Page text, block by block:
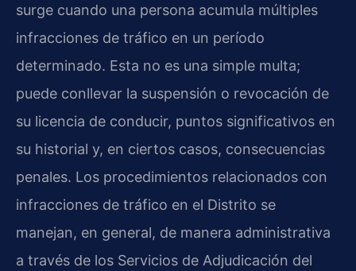
surge cuando una persona acumula múltiples
infracciones de tráfico en un período
determinado. Esta no es una simple multa;
puede conllevar la suspensión o revocación de
su licencia de conducir, puntos significativos en
su historial y, en ciertos casos, consecuencias
penales. Los procedimientos relacionados con
infracciones de tráfico en el Distrito se
manejan, en general, de manera administrativa
a través de los Servicios de Adjudicación del